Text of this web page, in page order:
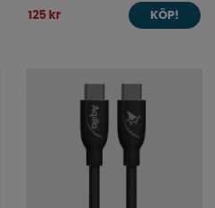
125 kr KÖP!